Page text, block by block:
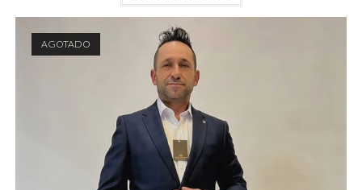
AGOTADO